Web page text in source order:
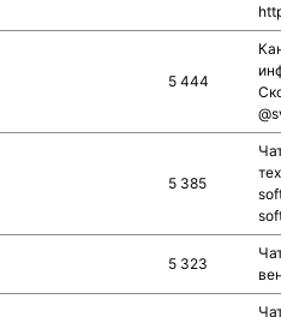
5 444
5 385
5 323